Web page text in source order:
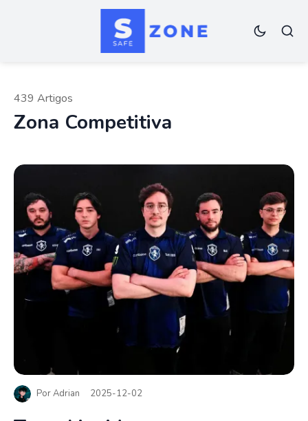
Zona Competitiva
439 Artigos
PorAdrian 2025-12-02